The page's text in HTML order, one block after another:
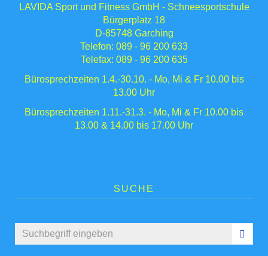
LAVIDA Sport und Fitness GmbH - Schneesportschule
Bürgerplatz 18
D-85748 Garching
Telefon: 089 - 96 200 633
Telefax: 089 - 96 200 635
Bürosprechzeiten 1.4.-30.10. - Mo, Mi & Fr 10.00 bis
13.00 Uhr
Bürosprechzeiten 1.11.-31.3. - Mo, Mi & Fr 10.00 bis
13.00 & 14.00 bis 17.00 Uhr
SUCHE